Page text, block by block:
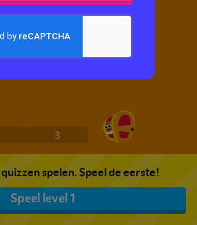
3
spelen. Speel de eerste!
Speel level 1